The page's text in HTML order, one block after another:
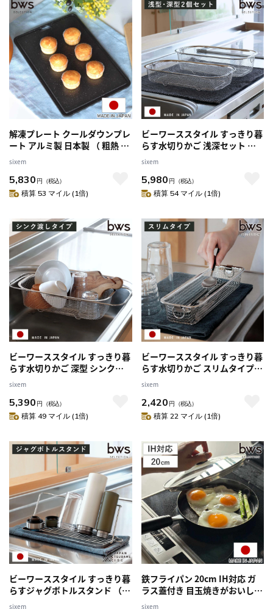
解凍プレート クールダウンプレ
ート アルミ製 日本製 （ 粗熱 粗
熱取り 解凍皿 解凍 プレート ア
短 便利グッズ 時短調理 製菓用
品 下ごしらえ スレート調 粗熱
sixem
5,830 円 （税込）
積算 53 マイル (1倍)
ビーワーススタイル すっきり暮
らす水切りかご 浅深セット （
水切りラック 日本製 ステンレ
り シンク上 燕三条 食洗機対応
水切りバスケット ざる ザル コ
sixem
5,980 円 （税込）
積算 54 マイル (1倍)
ビーワーススタイル すっきり暮
らす水切りかご 深型 シンク渡
しタイプ （ 水切りラック 伸縮
日本製 ステンレス 水切りかご
シンク上 燕三条 シンク渡し 水
切り 食洗機対応 シンク 渡し ザ
sixem
5,390 円 （税込）
積算 49 マイル (1倍)
ビーワーススタイル すっきり暮
らす水切りかご スリムタイプ
（ 水切りラック 日本製 ステン
レス 水切りかご 水切りカゴ 水
切り シンク上 燕三条 食洗機対
応 ざる ザル コンパクト スリム
sixem
2,420 円 （税込）
積算 22 マイル (1倍)
ビーワーススタイル すっきり暮
らすジャグボトルスタンド （
水切りラック 日本製 ステンレ
sixem
鉄フライパン 20cm IH対応 ガ
ラス蓋付き 目玉焼きがおいしく
焼ける鉄のフライパン （ ガス
sixem